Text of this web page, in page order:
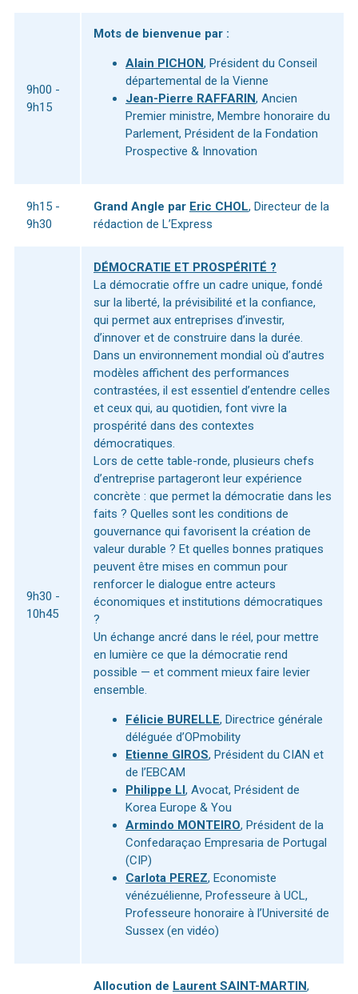
9h00 -
9h15
Mots de bienvenue par :
Alain PICHON, Président du Conseil
départemental de la Vienne
Jean-Pierre RAFFARIN, Ancien
Premier ministre, Membre honoraire du
Parlement, Président de la Fondation
Prospective & Innovation
9h15 -
9h30
Grand Angle par Eric CHOL, Directeur de la
rédaction de L’Express
9h30 -
10h45
DÉMOCRATIE ET PROSPÉRITÉ ?
La démocratie offre un cadre unique, fondé
sur la liberté, la prévisibilité et la confiance,
qui permet aux entreprises d’investir,
d’innover et de construire dans la durée.
Dans un environnement mondial où d’autres
modèles affichent des performances
contrastées, il est essentiel d’entendre celles
et ceux qui, au quotidien, font vivre la
prospérité dans des contextes
démocratiques.
Lors de cette table-ronde, plusieurs chefs
d’entreprise partageront leur expérience
concrète : que permet la démocratie dans les
faits ? Quelles sont les conditions de
gouvernance qui favorisent la création de
valeur durable ? Et quelles bonnes pratiques
peuvent être mises en commun pour
renforcer le dialogue entre acteurs
économiques et institutions démocratiques
?
Un échange ancré dans le réel, pour mettre
en lumière ce que la démocratie rend
possible — et comment mieux faire levier
ensemble.
Félicie BURELLE, Directrice générale
déléguée d’OPmobility
Etienne GIROS, Président du CIAN et
de l’EBCAM
Philippe LI, Avocat, Président de
Korea Europe & You
Armindo MONTEIRO, Président de la
Confedaraçao Empresaria de Portugal
(CIP)
Carlota PEREZ, Economiste
vénézuélienne, Professeure à UCL,
Professeure honoraire à l’Université de
Sussex (en vidéo)
Allocution de Laurent SAINT-MARTIN,